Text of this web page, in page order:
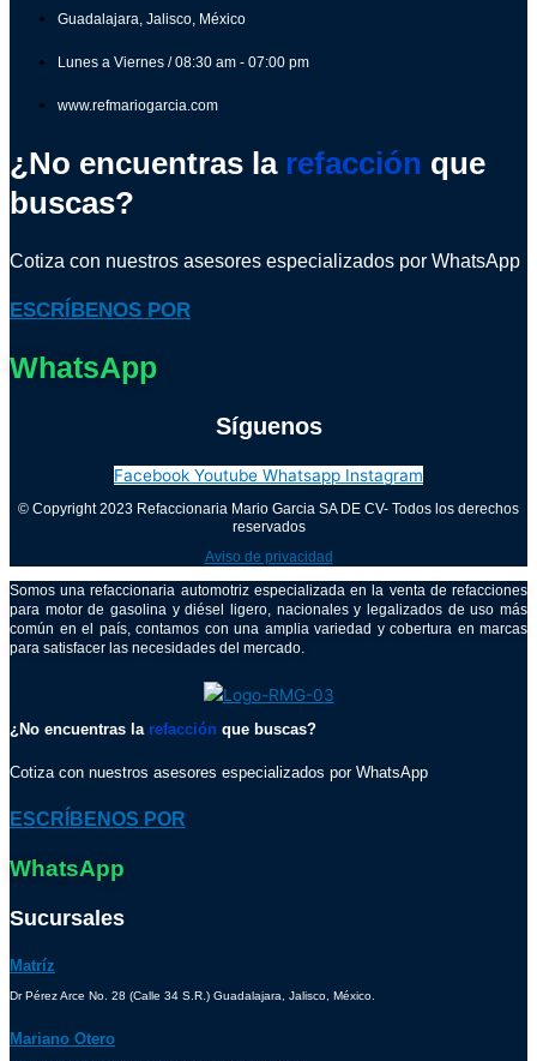
Guadalajara, Jalisco, México
Lunes a Viernes / 08:30 am - 07:00 pm
www.refmariogarcia.com
¿No encuentras la refacción que
buscas?
Cotiza con nuestros asesores especializados por WhatsApp
ESCRÍBENOS POR
WhatsApp
Síguenos
Facebook Youtube Whatsapp Instagram
© Copyright 2023 Refaccionaria Mario Garcia SA DE CV- Todos los derechos
reservados
Aviso de privacidad
Somos una refaccionaria automotriz especializada en la venta de refacciones
para motor de gasolina y diésel ligero, nacionales y legalizados de uso más
común en el país, contamos con una amplia variedad y cobertura en marcas
para satisfacer las necesidades del mercado.
¿No encuentras la refacción que buscas?
Cotiza con nuestros asesores especializados por WhatsApp
ESCRÍBENOS POR
WhatsApp
Sucursales
Matríz
Dr Pérez Arce No. 28 (Calle 34 S.R.) Guadalajara, Jalisco, México.
Mariano Otero